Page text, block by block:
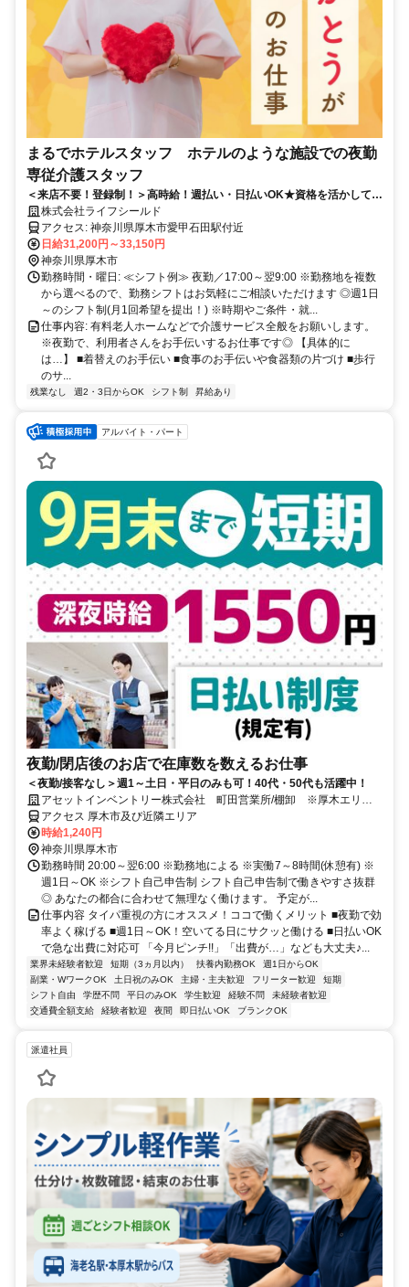
まるでホテルスタッフ ホテルのような施設での夜勤
専従介護スタッフ
＜来店不要！登録制！＞高時給！週払い・日払いOK★資格を活かして高
収入×自由なライフスタイル◎残業なし
株式会社ライフシールド
アクセス: 神奈川県厚木市愛甲石田駅付近
日給31,200円～33,150円
神奈川県厚木市
勤務時間・曜日: ≪シフト例≫ 夜勤／17:00～翌9:00 ※勤務地を複数
から選べるので、勤務シフトはお気軽にご相談いただけます ◎週1日
～のシフト制(月1回希望を提出！) ※時期やご条件・就...
仕事内容: 有料老人ホームなどで介護サービス全般をお願いします。
※夜勤で、利用者さんをお手伝いするお仕事です◎ 【具体的に
は…】 ■着替えのお手伝い ■食事のお手伝いや食器類の片づけ ■歩行
のサ...
残業なし 週2・3日からOK シフト制 昇給あり
アルバイト・パート
夜勤/閉店後のお店で在庫数を数えるお仕事
＜夜勤/接客なし＞週1～土日・平日のみも可！40代・50代も活躍中！
アセットインベントリー株式会社 町田営業所/棚卸 ※厚木エリア
管轄
アクセス 厚木市及び近隣エリア
時給1,240円
神奈川県厚木市
勤務時間 20:00～翌6:00 ※勤務地による ※実働7～8時間(休憩有) ※
週1日～OK ※シフト自己申告制 シフト自己申告制で働きやすさ抜群
◎ あなたの都合に合わせて無理なく働けます。 予定が...
仕事内容 タイパ重視の方にオススメ！ココで働くメリット ■夜勤で効
率よく稼げる ■週1日～OK！空いてる日にサクッと働ける ■日払いOK
で急な出費に対応可 「今月ピンチ!!」「出費が…」なども大丈夫♪...
業界未経験者歓迎 短期（3ヵ月以内） 扶養内勤務OK
週1日からOK
副業・WワークOK
土日祝のみOK 主婦・主夫歓迎 フリーター歓迎
短期
シフト自由
学歴不問 平日のみOK 学生歓迎 経験不問
未経験者歓迎
交通費全額支給
経験者歓迎 夜間 即日払いOK ブランクOK
派遣社員